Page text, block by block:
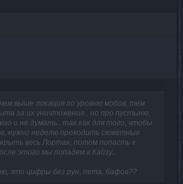
выше локация по уровню мобов, тем
за их уничтожение.. но про пустыню,
и не думать.. так как для того, чтобы
нужно неделю проходить сюжетные
весь Лортак, потом попасть к
этого мы попадем в Кайзу..
это цифры без рун, пета, бафов??